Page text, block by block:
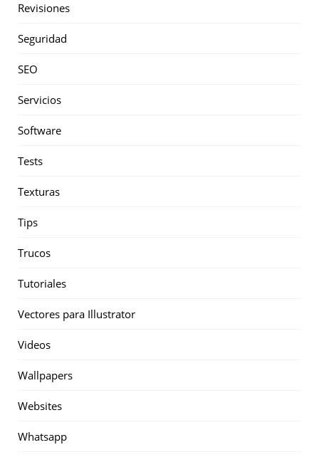
Revisiones
Seguridad
SEO
Servicios
Software
Tests
Texturas
Tips
Trucos
Tutoriales
Vectores para Illustrator
Videos
Wallpapers
Websites
Whatsapp